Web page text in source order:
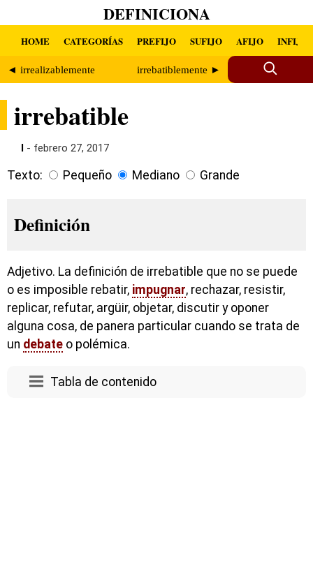
DEFINICIONA
HOME CATEGORÍAS PREFIJO SUFIJO AFIJO INFIJO
◄ irrealizablemente irrebatiblemente ►
irrebatible
I - febrero 27, 2017
Texto: Pequeño Mediano Grande
Definición
Adjetivo. La definición de irrebatible que no se puede
o es imposible rebatir, impugnar, rechazar, resistir,
replicar, refutar, argüir, objetar, discutir y oponer
alguna cosa, de panera particular cuando se trata de
un debate o polémica.
Tabla de contenido